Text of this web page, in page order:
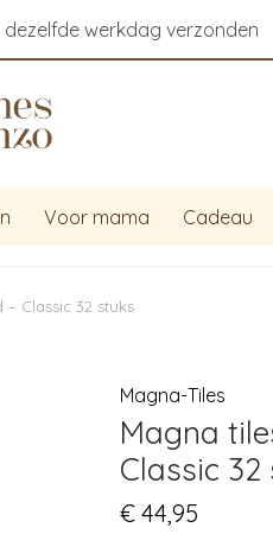
werkdag verzonden
Voor mama Cadeau
Classic 32 stuks
Magna-Tiles
Magna
Classic 32
€ 44,95